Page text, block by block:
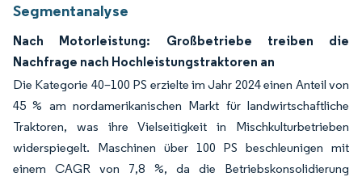
Segmentanalyse
Nach Motorleistung: Großbetriebe treiben die
Nachfrage nach Hochleistungstraktoren an
Die Kategorie 40–100 PS erzielte im Jahr 2024 einen Anteil von
45 % am nordamerikanischen Markt für landwirtschaftliche
Traktoren, was ihre Vielseitigkeit in Mischkulturbetrieben
widerspiegelt. Maschinen über 100 PS beschleunigen mit
einem CAGR von 7,8 %, da die Betriebskonsolidierung